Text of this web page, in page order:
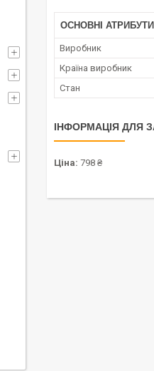
ОСНОВНІ АТРИБУТИ
Виробник
Країна виробник
Стан
ІНФОРМАЦІЯ ДЛЯ
Ціна: 798 ₴